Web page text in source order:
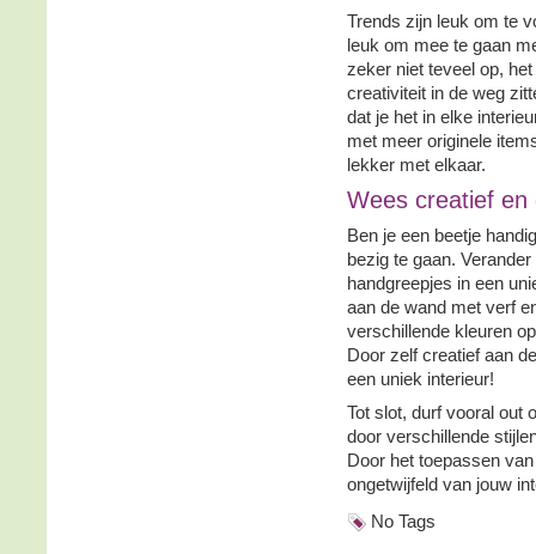
Trends zijn leuk om te
leuk om mee te gaan
zeker niet teveel op,
creativiteit in de weg
dat je het in elke
met meer originele
lekker met elkaar.
Wees creatief
Ben je een beetje
bezig te gaan.
handgreepjes in een
aan de wand met verf
verschillende kleuren
Door zelf creatief aan
een uniek interieur!
Tot slot, durf vooral out
door verschillende
Door het toepassen
ongetwijfeld van jouw
No Tags